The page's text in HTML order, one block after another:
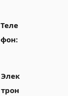
Теле
фон:
Элек
трон